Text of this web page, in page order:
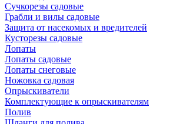
Сучкорезы садовые
Грабли и вилы садовые
Защита от насекомых и вредителей
Кусторезы садовые
Лопаты
Лопаты садовые
Лопаты снеговые
Ножовка садовая
Опрыскиватели
Комплектующие к опрыскивателям
Полив